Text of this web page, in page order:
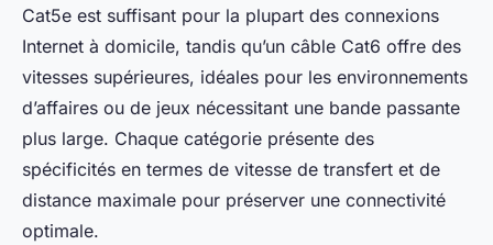
Cat5e est suffisant pour la plupart des connexions
Internet à domicile, tandis qu’un câble Cat6 offre des
vitesses supérieures, idéales pour les environnements
d’affaires ou de jeux nécessitant une bande passante
plus large. Chaque catégorie présente des
spécificités en termes de vitesse de transfert et de
distance maximale pour préserver une connectivité
optimale.